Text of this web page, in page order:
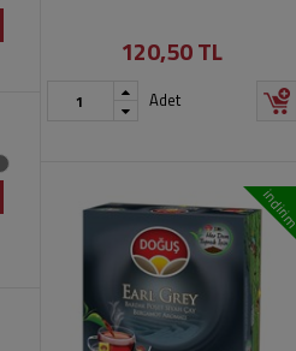
120,50 TL
Adet
indirim